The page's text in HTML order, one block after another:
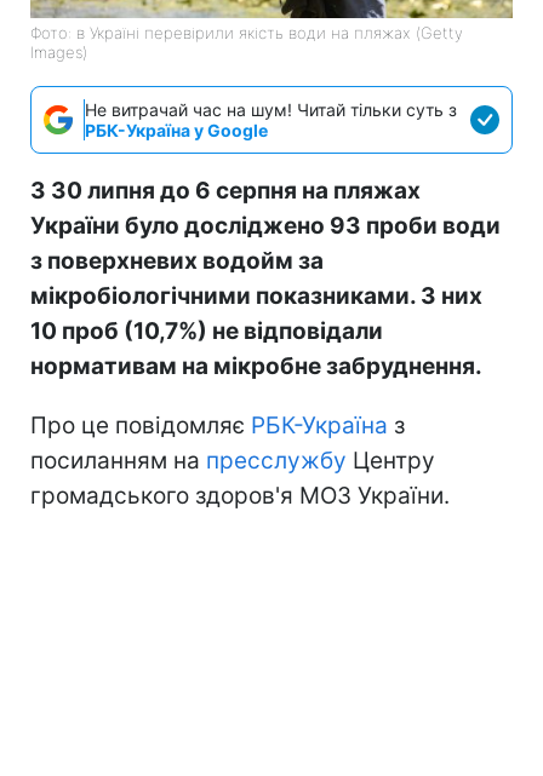
Фото: в Україні перевірили якість води на пляжах (Getty
Images)
Не витрачай час на шум! Читай тільки суть з
РБК-Україна у Google
З 30 липня до 6 серпня на пляжах
України було досліджено 93 проби води
з поверхневих водойм за
мікробіологічними показниками. З них
10 проб (10,7%) не відповідали
нормативам на мікробне забруднення.
Про це повідомляє РБК-Україна з
посиланням на пресслужбу Центру
громадського здоров'я МОЗ України.